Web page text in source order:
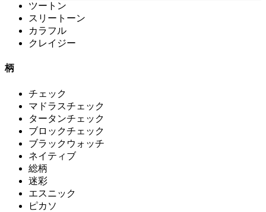
ツートン
スリートーン
カラフル
クレイジー
柄
チェック
マドラスチェック
タータンチェック
ブロックチェック
ブラックウォッチ
ネイティブ
総柄
迷彩
エスニック
ピカソ